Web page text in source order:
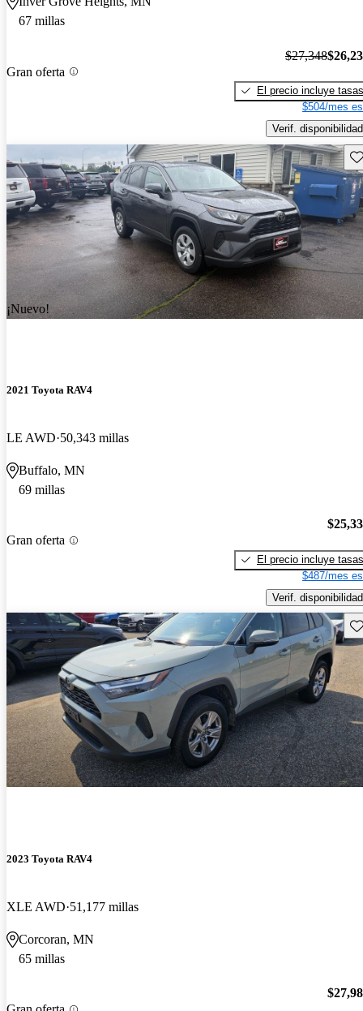
67 millas
Gran oferta
$27,348
El precio incluye tasas
$504/mes
Verif. disponibilidad
¡Nuevo!
2021 Toyota RAV4
LE AWD 50,343 millas
Buffalo, MN
69 millas
Gran oferta
El precio incluye tasas
$487/mes
Verif. disponibilidad
2023 Toyota RAV4
XLE AWD 51,177 millas
Corcoran, MN
65 millas